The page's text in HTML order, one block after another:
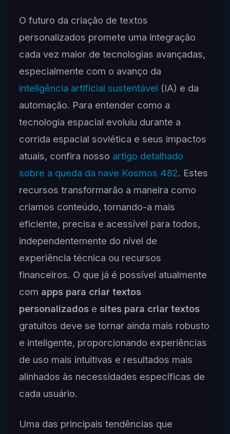
O futuro da criação de textos
personalizados promete uma integração
cada vez maior de tecnologias avançadas,
especialmente com o avanço da
inteligência artificial sustentável (IA) e da
automação. Para entender como a
tecnologia espacial evoluiu durante a
corrida espacial soviética e seus impactos
atuais, confira nosso artigo detalhado
sobre a queda da nave Kosmos 482. Estes
recursos transformarão a maneira como
criamos conteúdo, tornando-a mais
eficiente, precisa e acessível para todos,
independentemente do nível de
experiência técnica ou recursos
financeiros. O que já é possível atualmente
com apps para criar textos
personalizadose sites para criar textos
gratuitos deve se tornar ainda mais robusto
e inteligente, proporcionando experiências
de uso mais intuitivas e resultados mais
alinhados às necessidades específicas de
cada usuário.
Uma das principais tendências que